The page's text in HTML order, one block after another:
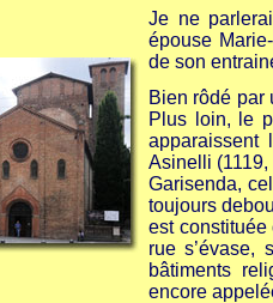
Je ne
épouse
de son
Bien rôdé par
Plus loin, le
apparaissent
Asinelli
Garisenda,
toujours
est
rue s’évase,
bâtiments
encore